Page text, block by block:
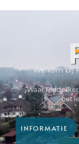
Welkom bij
Waar
het
INFORMATIE